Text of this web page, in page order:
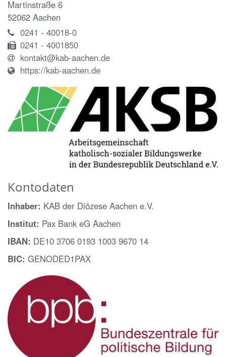
Martinstraße 6
52062 Aachen
0241 - 40018-0
0241 - 4001850
kontakt@kab-aachen.de
https://kab-aachen.de
Kontodaten
Inhaber: KAB der Diözese Aachen e.V.
Institut: Pax Bank eG Aachen
IBAN: DE10 3706 0193 1003 9670 14
BIC: GENODED1PAX